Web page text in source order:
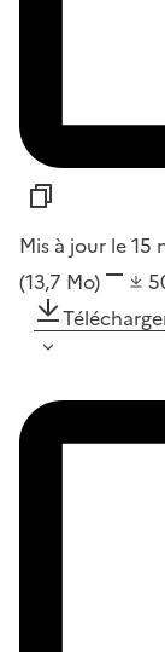
Mis à jour le 15
(13,7 Mo)